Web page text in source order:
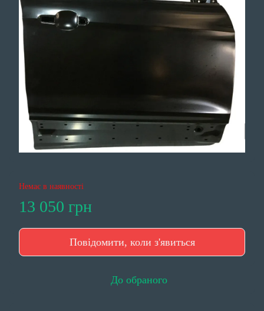
Немає в наявності
13 050 грн
Повідомити, коли з'явиться
До обраного